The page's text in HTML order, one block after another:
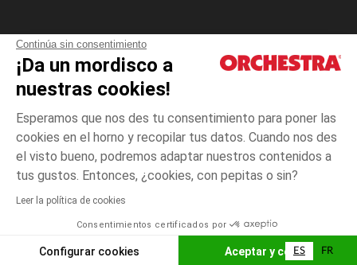
Continúa sin consentimiento
¡Da un mordisco a
nuestras cookies!
Esperamos que nos des tu consentimiento para poner las
cookies en el horno y recopilar tus datos. Cuando nos des
el visto bueno, podremos adaptar nuestros contenidos a
tus gustos. Entonces, ¿cookies, con pepitas o sin?
Leer la política de cookies
Consentimientos certificados por
Configurar cookies Aceptar y cerrar
4
El pago medidante
AÑADIR A LA CESTA
Condiciones generales de venta
Aviso Legal
*Condiciones de las ofertas actuales
Gestión de las cookies
Accesibilidad: no conforme
Orchestra adhiere al código de ética de la Federación Francesa de comercio
electrónico y venta a distancia (FEVAD) y al sistema de mediación de
ES FR